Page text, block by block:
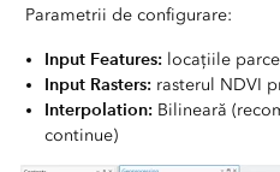
Parametrii de configurare:
Input Features:locațiile
Input Rasters:rasterul NDVI
Interpolation:Bilineară
continue)